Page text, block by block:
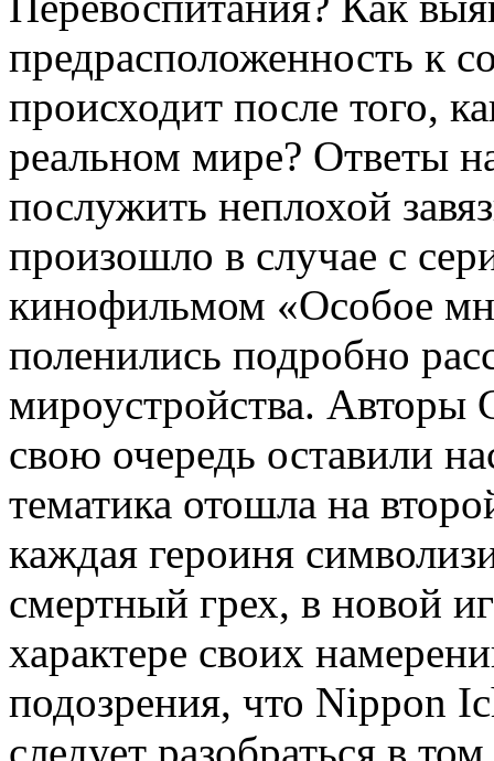
предрасположенность к
происходит после того,
реальном мире? Ответы
послужить неплохой
произошло в случае с
кинофильмом «Особое
поленились подробно
мироустройства. Авторы
свою очередь оставили
тематика отошла на
каждая героиня
смертный грех, в новой
характере своих
подозрения, что Nippon